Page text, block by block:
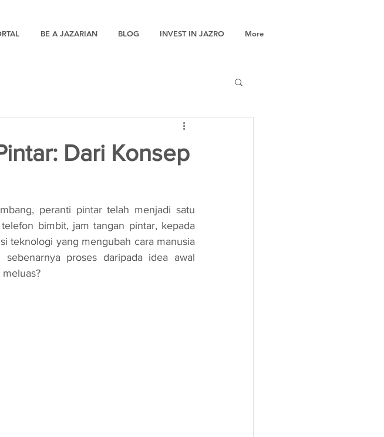
BE A JAZARIAN BLOG INVEST IN JAZRO More
Dari Konsep
bimbit, jam tangan pintar, kepada
teknologi yang mengubah cara manusia
proses daripada idea awal